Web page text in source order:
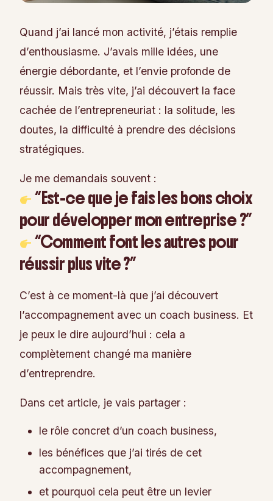
Quand j’ai lancé mon activité, j’étais remplie
d’enthousiasme. J’avais mille idées, une
énergie débordante, et l’envie profonde de
réussir. Mais très vite, j’ai découvert la face
cachée de l’entrepreneuriat : la solitude, les
doutes, la difficulté à prendre des décisions
stratégiques.
Je me demandais souvent :
“Est-ce que je fais les bons choix
pour développer mon entreprise ?”
“Comment font les autres pour
réussir plus vite ?”
C’est à ce moment-là que j’ai découvert
l’accompagnement avec un coach business. Et
je peux le dire aujourd’hui : cela a
complètement changé ma manière
d’entreprendre.
Dans cet article, je vais partager :
le rôle concret d’un coach business,
les bénéfices que j’ai tirés de cet
accompagnement,
et pourquoi cela peut être un levier